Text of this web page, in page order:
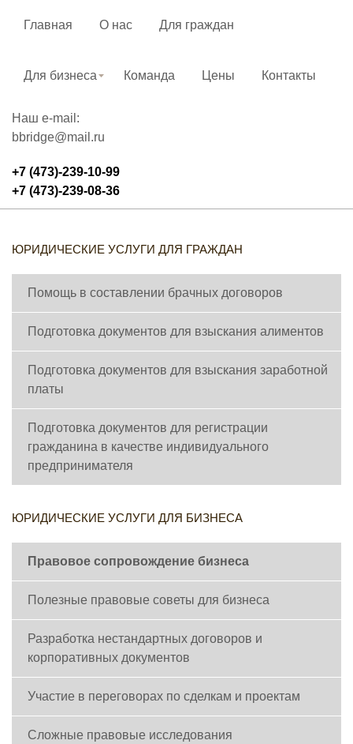
Главная О нас Для граждан
Для бизнеса Команда Цены Контакты
Наш e-mail:
bbridge@mail.ru
+7 (473)-239-10-99
+7 (473)-239-08-36
ЮРИДИЧЕСКИЕ УСЛУГИ ДЛЯ ГРАЖДАН
Помощь в составлении брачных договоров
Подготовка документов для взыскания алиментов
Подготовка документов для взыскания заработной
платы
Подготовка документов для регистрации
гражданина в качестве индивидуального
предпринимателя
ЮРИДИЧЕСКИЕ УСЛУГИ ДЛЯ БИЗНЕСА
Правовое сопровождение бизнеса
Полезные правовые советы для бизнеса
Разработка нестандартных договоров и
корпоративных документов
Участие в переговорах по сделкам и проектам
Сложные правовые исследования